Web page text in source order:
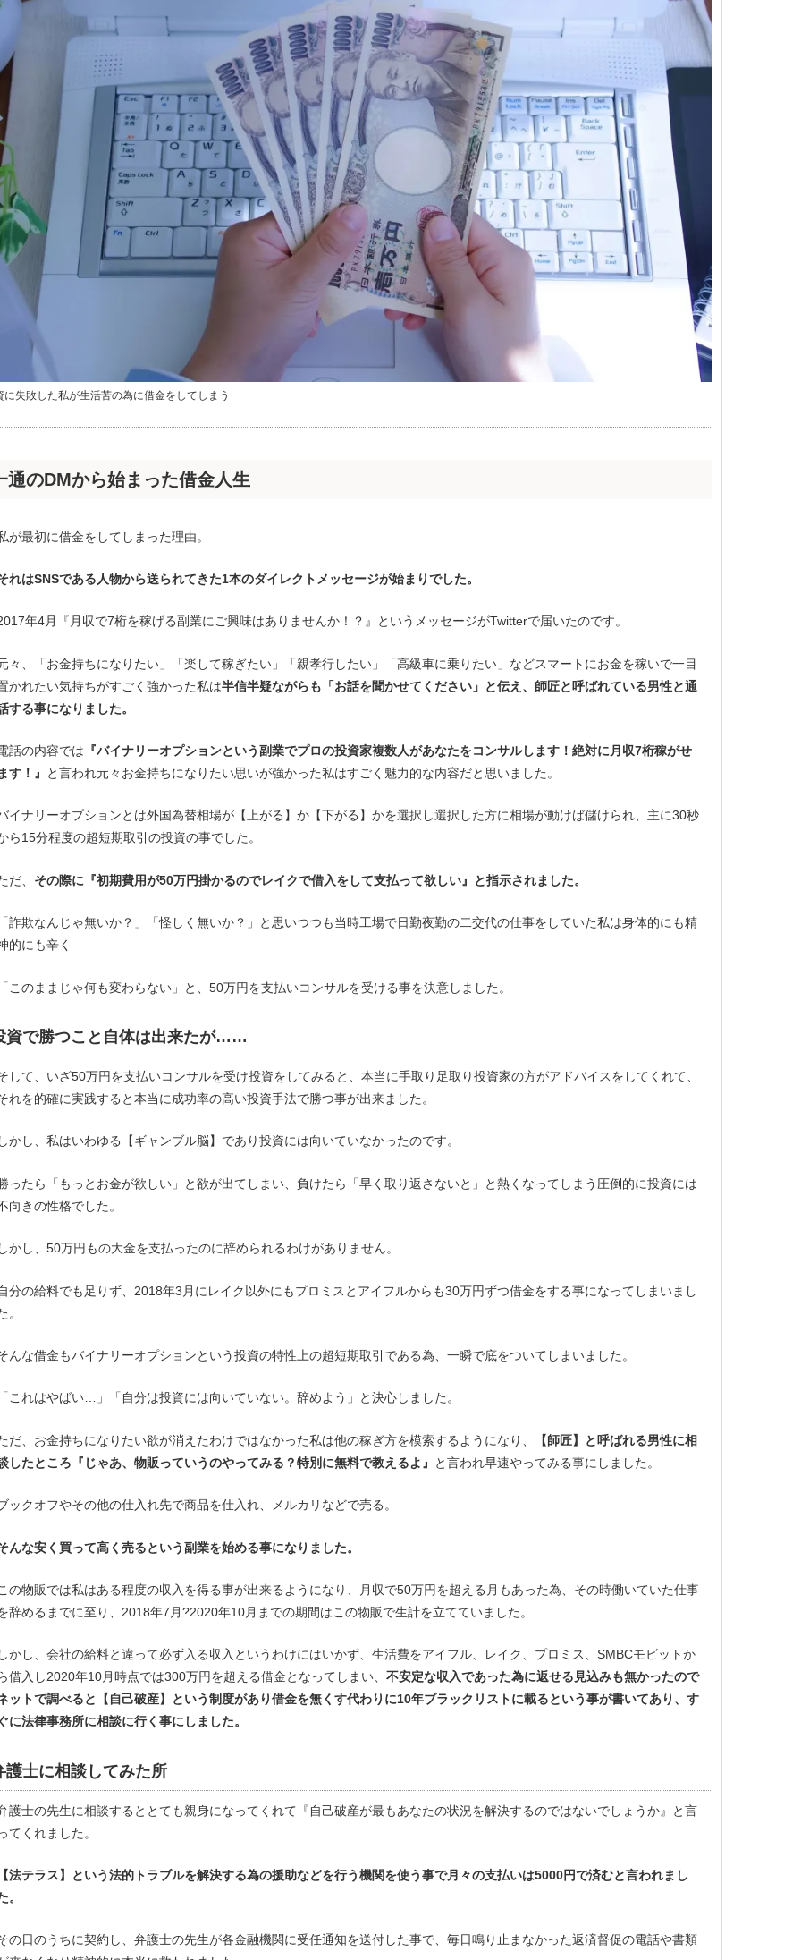
に失敗した私が生活苦の為に借金をしてしまう
通のDMから始まった借金人生
が最初に借金をしてしまった理由。
れはSNSである人物から送られてきた1本のダイレクトメッセージが始まりでした。
年4月『月収で7桁を稼げる副業にご興味はありませんか！？』というメッセージがTwitterで届いたのです。
々、「お金持ちになりたい」「楽して稼ぎたい」「親孝行したい」「高級車に乗りたい」などスマートにお金を稼いで一目
かれたい気持ちがすごく強かった私は半信半疑ながらも「お話を聞かせてください」と伝え、師匠と呼ばれている男性と通
する事になりました。
話の内容では 『バイナリーオプションという副業でプロの投資家複数人があなたをコンサルします！絶対に月収7桁稼がせ
す！』
と言われ元々お金持ちになりたい思いが強かった私はすごく魅力的な内容だと思いました。
イナリーオプションとは外国為替相場が【上がる】か【下がる】かを選択し選択した方に相場が動けば儲けられ、主に30秒
ら15分程度の超短期取引の投資の事でした。
だ、 その際に『初期費用が50万円掛かるのでレイクで借入をして支払って欲しい』と指示されました。
詐欺なんじゃ無いか？」「怪しく無いか？」と思いつつも当時工場で日勤夜勤の二交代の仕事をしていた私は身体的にも精
的にも辛く
このままじゃ何も変わらない」と、50万円を支払いコンサルを受ける事を決意しました。
資で勝つこと自体は出来たが……
して、いざ50万円を支払いコンサルを受け投資をしてみると、本当に手取り足取り投資家の方がアドバイスをしてくれて、
れを的確に実践すると本当に成功率の高い投資手法で勝つ事が出来ました。
かし、私はいわゆる【ギャンブル脳】であり投資には向いていなかったのです。
ったら「もっとお金が欲しい」と欲が出てしまい、負けたら「早く取り返さないと」と熱くなってしまう圧倒的に投資には
向きの性格でした。
かし、50万円もの大金を支払ったのに辞められるわけがありません。
分の給料でも足りず、2018年3月にレイク以外にもプロミスとアイフルからも30万円ずつ借金をする事になってしまいまし
。
んな借金もバイナリーオプションという投資の特性上の超短期取引である為、一瞬で底をついてしまいました。
これはやばい…」「自分は投資には向いていない。辞めよう」と決心しました。
だ、お金持ちになりたい欲が消えたわけではなかった私は他の稼ぎ方を模索するようになり、
【師匠】と呼ばれる男性に相
したところ『じゃあ、物販っていうのやってみる？特別に無料で教えるよ』
と言われ早速やってみる事にしました。
ックオフやその他の仕入れ先で商品を仕入れ、メルカリなどで売る。
んな安く買って高く売るという副業を始める事になりました。
の物販では私はある程度の収入を得る事が出来るようになり、月収で50万円を超える月もあった為、その時働いていた仕事
辞めるまでに至り、2018年7月?2020年10月までの期間はこの物販で生計を立てていました。
かし、会社の給料と違って必ず入る収入というわけにはいかず、生活費をアイフル、レイク、プロミス、SMBCモビットか
借入し2020年10月時点では300万円を超える借金となってしまい、 不安定な収入であった為に返せる見込みも無かったので
ットで調べると【自己破産】という制度があり借金を無くす代わりに10年ブラックリストに載るという事が書いてあり、す
に法律事務所に相談に行く事にしました。
護士に相談してみた所
護士の先生に相談するととても親身になってくれて『自己破産が最もあなたの状況を解決するのではないでしょうか』と言
てくれました。
法テラス】という法的トラブルを解決する為の援助などを行う機関を使う事で月々の支払いは5000円で済むと言われまし
。
の日のうちに契約し、弁護士の先生が各金融機関に受任通知を送付した事で、毎日鳴り止まなかった返済督促の電話や書類